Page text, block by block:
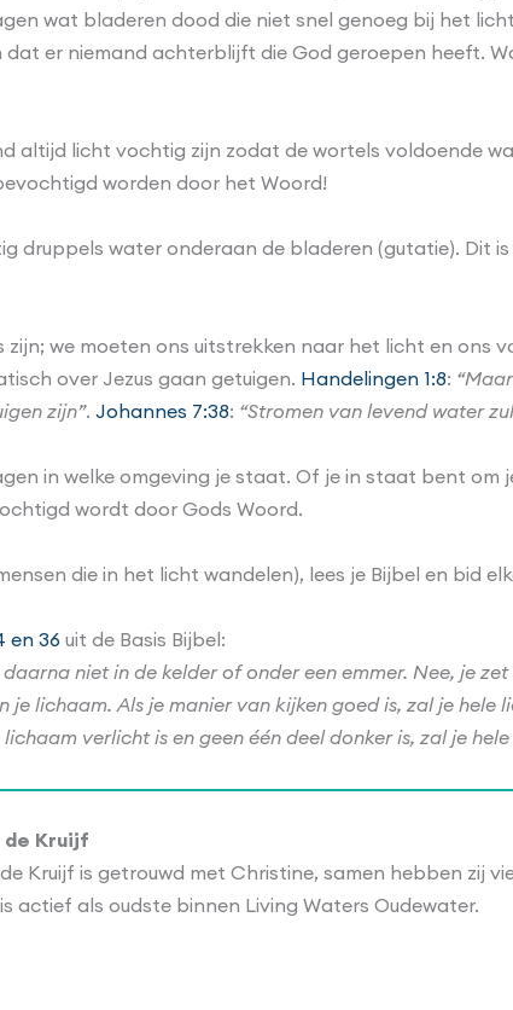
wat bladeren dood die niet snel genoeg bij het
er niemand achterblijft die God geroepen heeft.
altijd licht vochtig zijn zodat de wortels voldoende
worden door het Woord!
druppels water onderaan de bladeren (gutatie). Dit
we moeten ons uitstrekken naar het licht en ons
over Jezus gaan getuigen. Handelingen 1:8:
zijn”. Johannes 7:38: “Stromen van levend water
in welke omgeving je staat. Of je in staat bent om
wordt door Gods Woord.
die in het licht wandelen), lees je Bijbel en bid
en 36 uit de Basis Bijbel:
niet in de kelder of onder een emmer. Nee, je
je lichaam. Als je manier van kijken goed is, zal je
verlicht is en geen één deel donker is, zal je
de Kruijf
Kruijf is getrouwd met Christine, samen hebben zij
actief als oudste binnen Living Waters Oudewater.